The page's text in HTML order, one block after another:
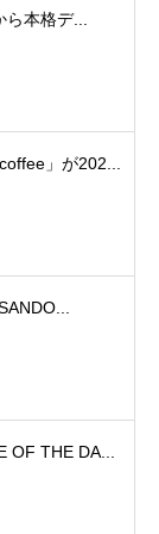
ら本格デ...
」が202...
OF THE DA...